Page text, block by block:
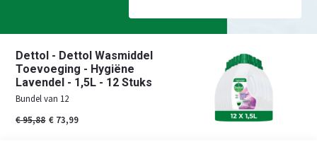
Dettol - Dettol Wasmiddel
Toevoeging - Hygiëne
Lavendel - 1,5L - 12 Stuks
Bundel van 12
€ 95,88 € 73,99